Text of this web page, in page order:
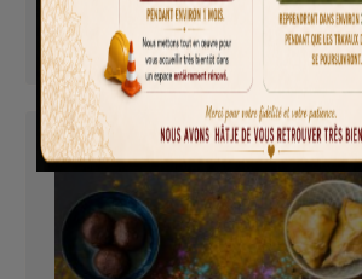
AJOUTER AU PANIER